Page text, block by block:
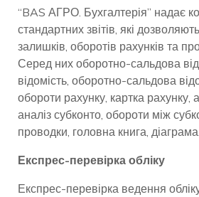
“BAS АГРО. Бухгалтерія” надає
стандартних звітів, які
залишків, оборотів рахунків та
Серед них оборотно-сальдова
відомість, оборотно-сальдова
обороти рахунку, картка рахунку,
аналіз субконто, обороти між
проводки, головна книга, діаграма.
Експрес-перевірка обліку
Експрес-перевірка ведення